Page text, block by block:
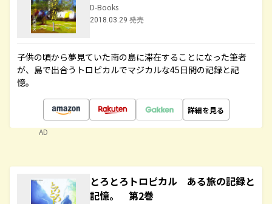
D-Books
2018.03.29 発売
子供の頃から夢見ていた南の島に滞在することになった筆者
が、島で出合うトロピカルでマジカルな45日間の記録と記
憶。
詳細を見る
AD
とろとろトロピカル ある旅の記録と
記憶。 第2巻